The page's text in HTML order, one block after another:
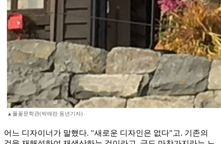
▲풀꽃문학관(박애란 동년기자)
어느 디자이너가 말했다. "새로운 디자인은 없다"고. 기존의